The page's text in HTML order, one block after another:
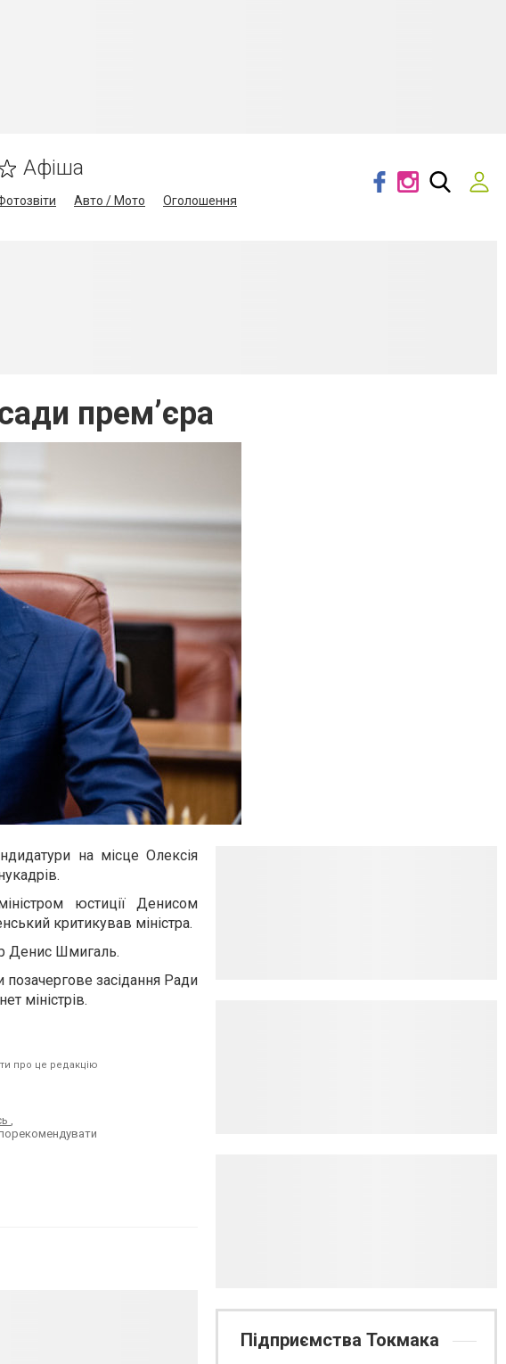
Афіша
Авто / Мото Оголошення
прем’єра
на місце Олексія
юстиції Денисом
критикував міністра.
Денис Шмигаль.
засідання Ради
міністрів.
про це редакцію
,
Підприємства Токмака